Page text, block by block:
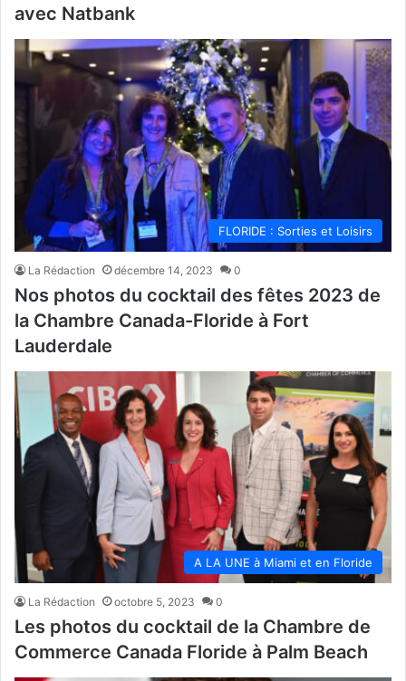
avec Natbank
FLORIDE : Sorties et Loisirs
La Rédaction décembre 14, 2023 0
Nos photos du cocktail des fêtes 2023 de
la Chambre Canada-Floride à Fort
Lauderdale
A LA UNE à Miami et en Floride
La Rédaction octobre 5, 2023 0
Les photos du cocktail de la Chambre de
Commerce Canada Floride à Palm Beach